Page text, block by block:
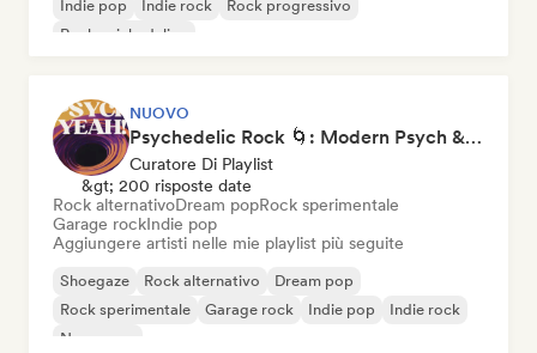
Indie pop
Indie rock
Rock progressivo
Rock psichedelico
NUOVO
Psychedelic Rock 🌀: Modern Psych & Turkish Vibes
Curatore Di Playlist
&gt; 200 risposte date
Rock alternativoDream popRock sperimentale
Garage rockIndie pop
Aggiungere artisti nelle mie playlist più seguite
Shoegaze Rock alternativo
Dream pop
Rock sperimentale
Garage rock Indie pop
Indie rock
New wave